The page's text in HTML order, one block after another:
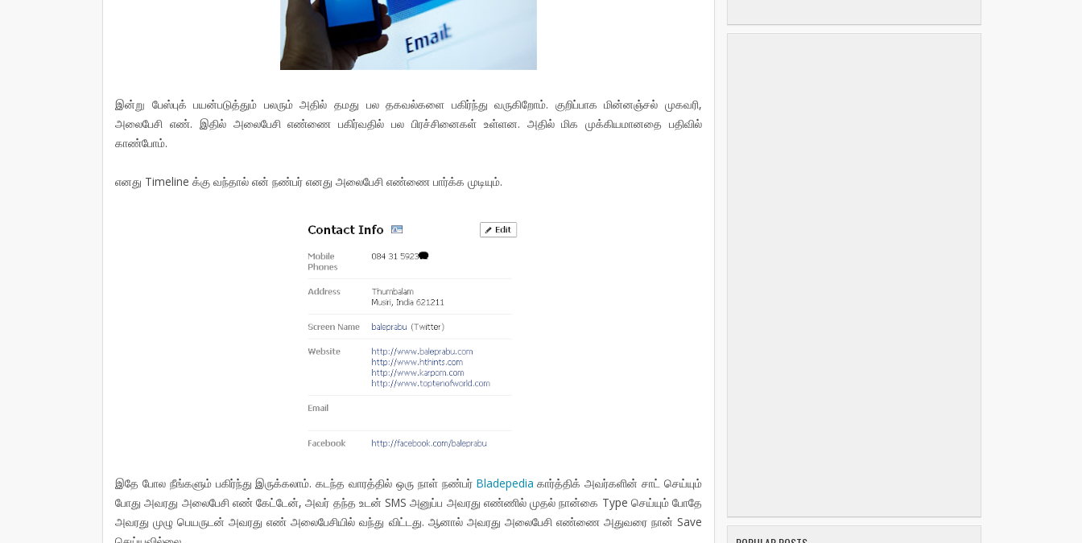
இன்று பேஸ்புக் பயன்படுத்தும் பலரும் அதில் தமது பல தகவல்களை பகிர்ந்து வருகிறோம். குறிப்பாக மின்னஞ்சல் முகவரி,
அலைபேசி எண். இதில் அலைபேசி எண்ணை பகிர்வதில் பல பிரச்சினைகள் உள்ளன. அதில் மிக முக்கியமானதை பதிவில்
காண்போம்.
எனது Timeline க்கு வந்தால் என் நண்பர் எனது அலைபேசி எண்ணை பார்க்க முடியும்.
இதே போல நீங்களும் பகிர்ந்து இருக்கலாம். கடந்த வாரத்தில் ஒரு நாள் நண்பர் Bladepedia கார்த்திக் அவர்களின் சாட் செய்யும்
போது அவரது அலைபேசி எண் கேட்டேன், அவர் தந்த உடன் SMS அனுப்ப அவரது எண்ணில் முதல் நான்கை Type செய்யும் போதே
அவரது முழு பெயருடன் அவரது எண் அலைபேசியில் வந்து விட்டது. ஆனால் அவரது அலைபேசி எண்ணை அதுவரை நான் Save